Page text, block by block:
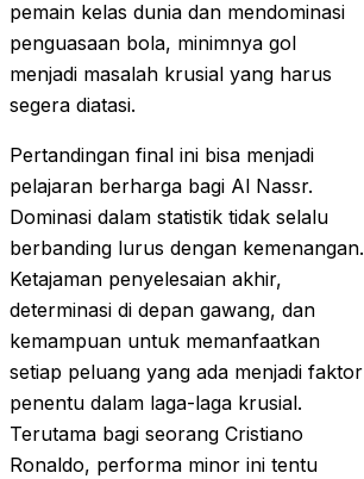
pemain kelas dunia dan mendominasi
penguasaan bola, minimnya gol
menjadi masalah krusial yang harus
segera diatasi.
Pertandingan final ini bisa menjadi
pelajaran berharga bagi Al Nassr.
Dominasi dalam statistik tidak selalu
berbanding lurus dengan kemenangan.
Ketajaman penyelesaian akhir,
determinasi di depan gawang, dan
kemampuan untuk memanfaatkan
setiap peluang yang ada menjadi faktor
penentu dalam laga-laga krusial.
Terutama bagi seorang Cristiano
Ronaldo, performa minor ini tentu